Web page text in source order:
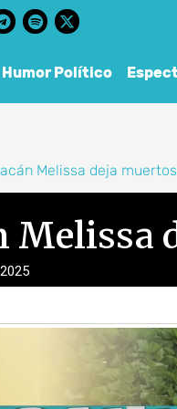
Humor Político
Melissa deja
Melissa